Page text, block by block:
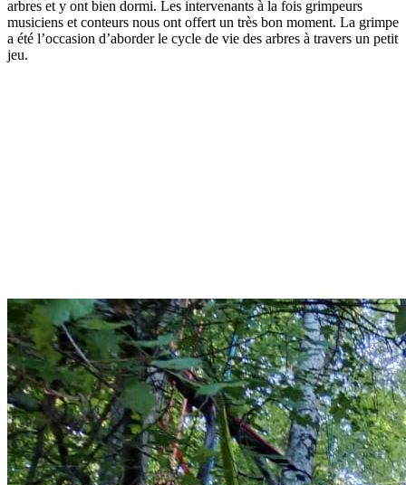
arbres et y ont bien dormi. Les intervenants à la fois grimpeurs
musiciens et conteurs nous ont offert un très bon moment. La grimpe
a été l’occasion d’aborder le cycle de vie des arbres à travers un petit
jeu.